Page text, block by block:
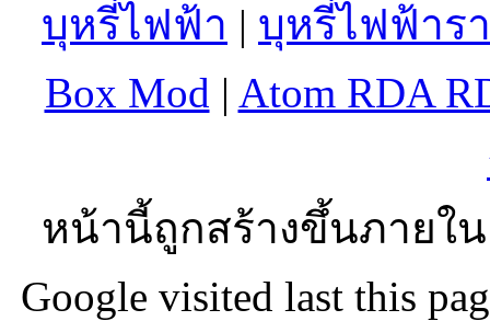
บุหรี่ไฟฟ้า | บุหรี่ไฟฟ้าร
Box Mod | Atom RDA
หน้านี้ถูกสร้างขึ้นภายใน
Google visited last this